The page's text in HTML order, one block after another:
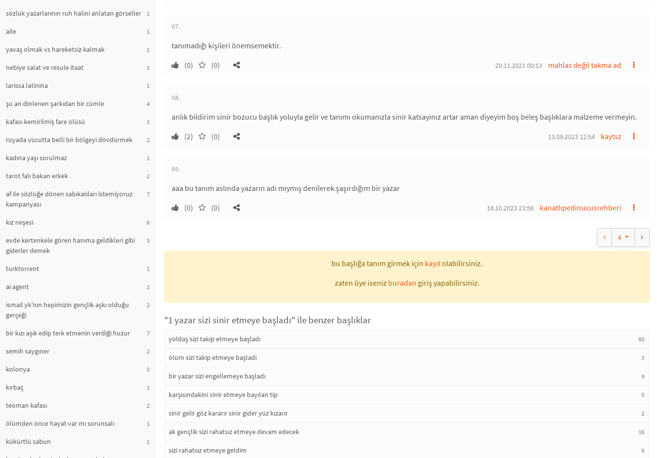
sözlük yazarlarının ruh halini anlatan görseller 1
aile 1
yavaş olmak vs hareketsiz kalmak 1
nebiye salat ve resule itaat 1
larissa latinina 1
şu an dinlenen şarkıdan bir cümle 4
kafası kemirilmiş fare ölüsü 1
rüyada vücutta belli bir bölgeyi dövdürmek 2
kadına yaşı sorulmaz 1
tarot falı bakan erkek 2
af ile sözlüğe dönen sabıkalıları istemiyoruz
kampanyası
7
kız neşesi 6
evde kertenkele gören hanıma geldikleri gibi
giderler demek
3
turktorrent 1
ai agent 1
ismail yk'nın hepimizin gençlik aşkı olduğu
gerçeği
2
bir kızı aşık edip terk etmenin verdiği huzur 7
semih saygıner 2
kolonya 5
kırbaç 1
teoman kafası 2
ölümden önce hayat var mı sorunsalı 1
kükürtlü sabun 1
67.
tanımadığı kişileri önemsemektir.
(0)
(0) mahlas değil takma ad
29.11.2021 00:13
68.
anlık bildirim sinir bozucu başlık yoluyla gelir ve tanımı okumanızla sinir katsayınız artar aman diyeyim boş beleş başlıklara malzeme vermeyin.
(2)
(0) kaytsz
13.09.2023 12:54
69.
aaa bu tanım aslında yazarın adı mıymış denilerek şaşırdığım bir yazar
(0)
(0) kanatlıpedinucusrehberi
18.10.2023 23:56
4
bu başlığa tanım girmek için kayıtolabilirsiniz.
zaten üye iseniz buradan giriş yapabilirsiniz.
"1 yazar sizi sinir etmeye başladı" ile benzer başlıklar
yoldaş sizi takip etmeye başladı 60
ölüm sizi takip etmeye başladı 3
bir yazar sizi engellemeye başladı 9
karşısındakini sinir etmeye bayılan tip 5
sinir gelir göz kararır sinir gider yüz kızarır 2
ak gençlik sizi rahatsız etmeye devam edecek 16
sizi rahatsız etmeye geldim 6